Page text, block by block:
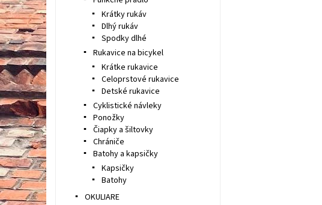
Krátky rukáv
Dlhý rukáv
Spodky dlhé
Rukavice na bicykel
Krátke rukavice
Celoprstové rukavice
Detské rukavice
Cyklistické návleky
Ponožky
Čiapky a šiltovky
Chrániče
Batohy a kapsičky
Kapsičky
Batohy
OKULIARE